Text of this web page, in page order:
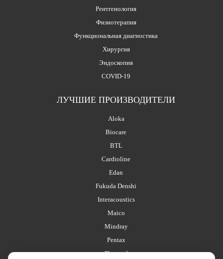
Рентгенология
Физиотерапия
Функциональная диагностика
Хирургия
Эндоскопия
COVID-19
ЛУЧШИЕ ПРОИЗВОДИТЕЛИ
Aloka
Biocare
BTL
Cardioline
Edan
Fukuda Denshi
Interacoustics
Maico
Mindray
Pentax
Planmed